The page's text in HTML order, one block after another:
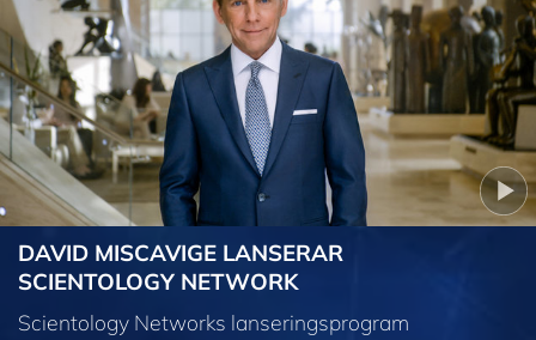
DAVID MISCAVIGE LANSERAR
SCIENTOLOGY NETWORK
Scientology Networks lanseringsprogram